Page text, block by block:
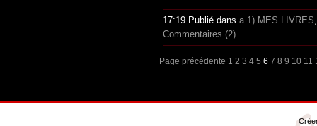
17:19 Publié dans a.1) MES LIVRES
Commentaires (2)
Page précédente 1 2 3 4 5 6 7 8 9 10 11